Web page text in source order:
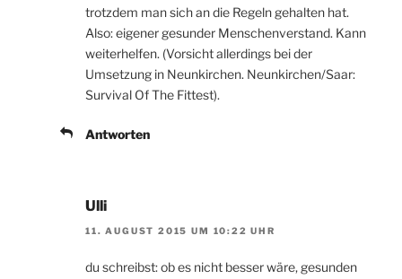
trotzdem man sich an die Regeln gehalten hat.
Also: eigener gesunder Menschenverstand. Kann
weiterhelfen. (Vorsicht allerdings bei der
Umsetzung in Neunkirchen. Neunkirchen/Saar:
Survival Of The Fittest).
Antworten
Ulli
11. AUGUST 2015 UM 10:22 UHR
du schreibst: ob es nicht besser wäre, gesunden